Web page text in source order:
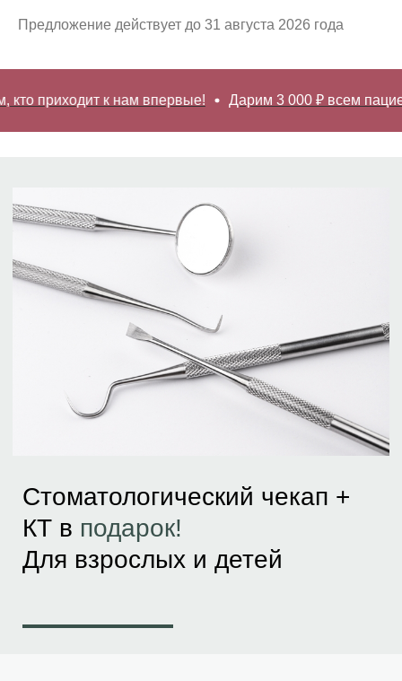
Предложение действует до 31 августа 2026 года
приходит к нам впервые! Дарим 3 000 ₽ всем